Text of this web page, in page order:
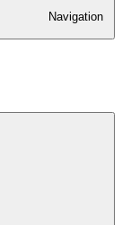
Navigation